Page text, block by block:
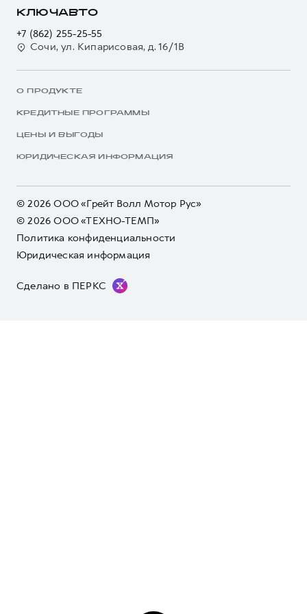
КЛЮЧАВТО
+7 (862) 255-25-55
Сочи, ул. Кипарисовая, д. 16/1В
О ПРОДУКТЕ
КРЕДИТНЫЕ ПРОГРАММЫ
ЦЕНЫ И ВЫГОДЫ
ЮРИДИЧЕСКАЯ ИНФОРМАЦИЯ
© 2026 ООО «Грейт Волл Мотор Рус»
© 2026 ООО «ТЕХНО-ТЕМП»
Политика конфиденциальности
Юридическая информация
Сделано в ПЕРКС